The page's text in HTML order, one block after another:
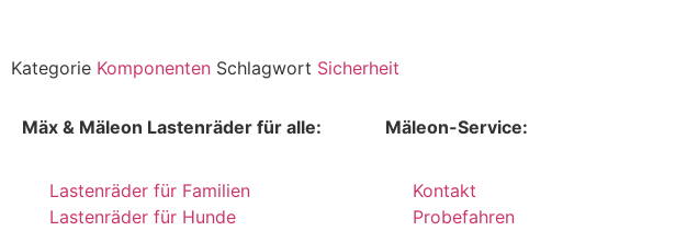
Kategorie Komponenten Schlagwort Sicherheit
Mäx & Mäleon Lastenräder für alle:
Lastenräder für Familien
Lastenräder für Hunde
Mäleon-Service:
Kontakt
Probefahren